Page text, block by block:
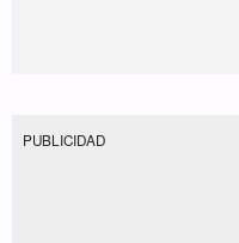
PUBLICIDAD